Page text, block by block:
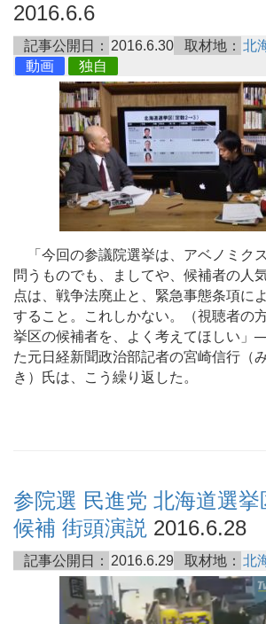
2016.6.6
記事公開日： 2016.6.30 取材地： 北
動画
独自
「今回の参議院選挙は、アベノミク
問うものでも、ましてや、候補者の人
点は、戦争法廃止と、緊急事態条項に
すること。これしかない。（視聴者の
挙区の候補者を、よく考えてほしい」
た元日経新聞政治部記者の宮崎信行（
き）氏は、こう繰り返した。
参院選 民進党 北海道選
候補 街頭演説 2016.6.28
記事公開日： 2016.6.29 取材地： 北